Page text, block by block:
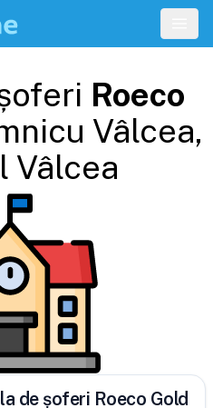
Roeco
Vâlcea,
Vâlcea
de șoferi Roeco Gold